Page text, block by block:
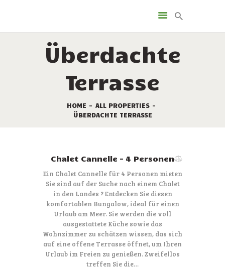
Überdachte
Terrasse
HOME
ALL PROPERTIES
ÜBERDACHTE TERRASSE
VERMIETUNG
DIE STELLPLÄTZE
TOURISMUS
KONTAKT
Chalet Cannelle – 4 Personen
Ein Chalet Cannelle für 4 Personen mieten
Sie sind auf der Suche nach einem Chalet
in den Landes ? Entdecken Sie diesen
komfortablen Bungalow, ideal für einen
Urlaub am Meer. Sie werden die voll
ausgestattete Küche sowie das
Wohnzimmer zu schätzen wissen, das sich
auf eine offene Terrasse öffnet, um Ihren
Urlaub im Freien zu genießen. Zweifellos
treffen Sie die…